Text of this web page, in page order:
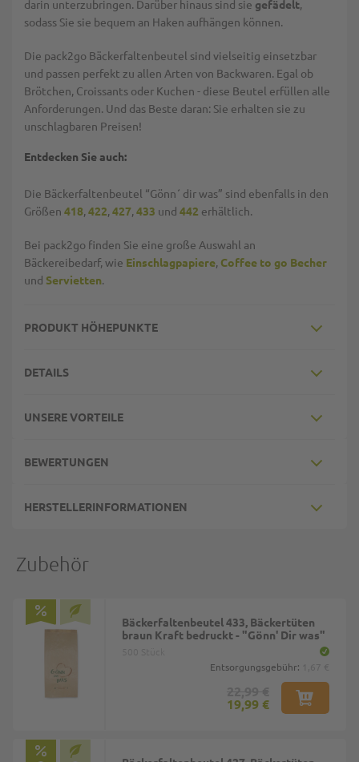
darin unterzubringen. Darüber hinaus sind sie gefädelt,
sodass Sie sie bequem an Haken aufhängen können.
Die pack2go Bäckerfaltenbeutel sind vielseitig einsetzbar
und passen perfekt zu allen Arten von Backwaren. Egal ob
Brötchen, Croissants oder Kuchen - diese Beutel erfüllen alle
Anforderungen. Und das Beste daran: Sie erhalten sie zu
unschlagbaren Preisen!
Entdecken Sie auch:
Die Bäckerfaltenbeutel “Gönn´ dir was” sind ebenfalls in den
Größen 418,422,427,433 und 442 erhältlich.
Bei pack2go finden Sie eine große Auswahl an
Bäckereibedarf, wie Einschlagpapiere, Coffee to go Becher
und Servietten.
PRODUKT HÖHEPUNKTE
DETAILS
UNSERE VORTEILE
BEWERTUNGEN
HERSTELLERINFORMATIONEN
Zubehör
Bäckerfaltenbeutel 433, Bäckertüten
braun Kraft bedruckt - "Gönn' Dir was"
Entsorgungsgebühr:
19,99 €